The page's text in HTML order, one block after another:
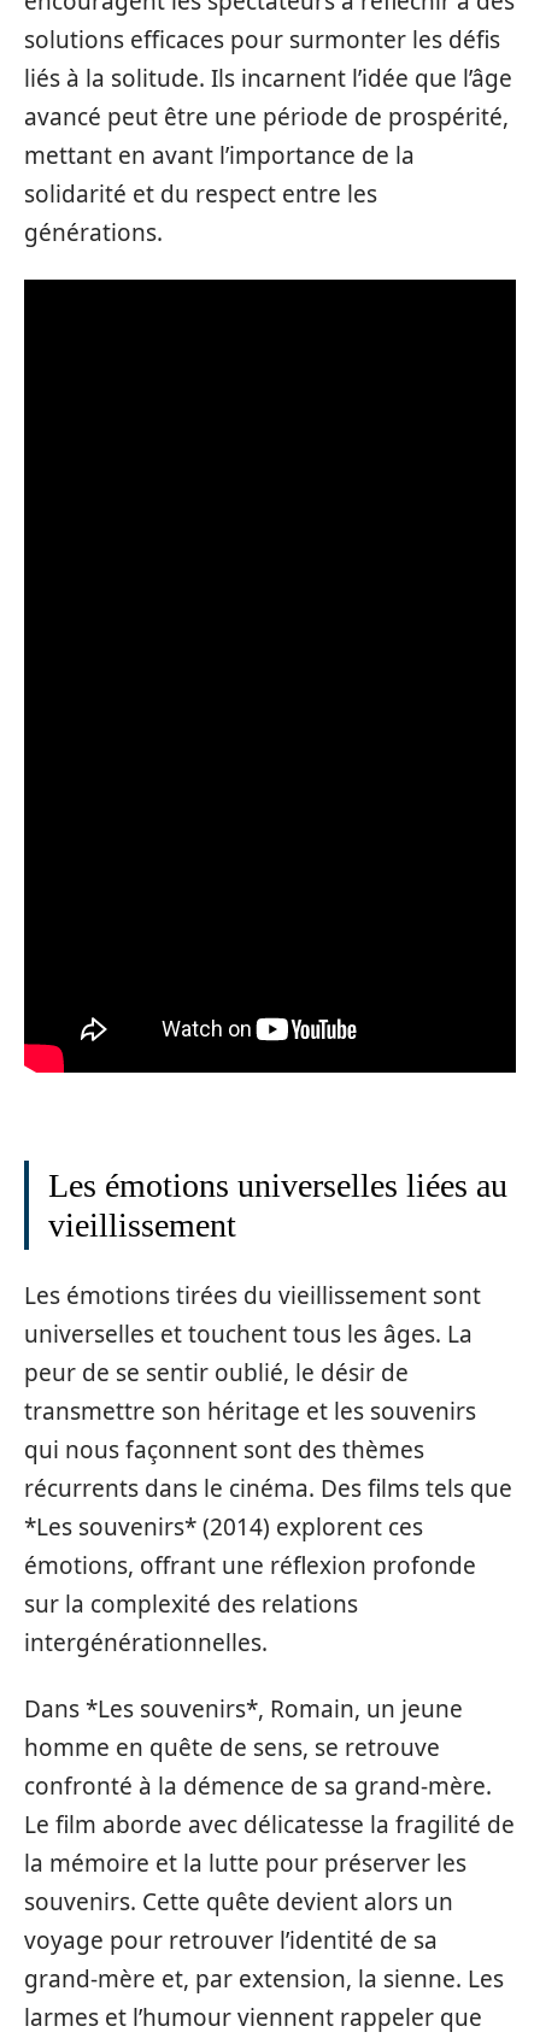
solutions efficaces pour surmonter les défis
liés à la solitude. Ils incarnent l’idée que l’âge
avancé peut être une période de prospérité,
mettant en avant l’importance de la
solidarité et du respect entre les
générations.
Les émotions universelles liées au
vieillissement
Les émotions tirées du vieillissement sont
universelles et touchent tous les âges. La
peur de se sentir oublié, le désir de
transmettre son héritage et les souvenirs
qui nous façonnent sont des thèmes
récurrents dans le cinéma. Des films tels que
*Les souvenirs* (2014) explorent ces
émotions, offrant une réflexion profonde
sur la complexité des relations
intergénérationnelles.
Dans *Les souvenirs*, Romain, un jeune
homme en quête de sens, se retrouve
confronté à la démence de sa grand-mère.
Le film aborde avec délicatesse la fragilité de
la mémoire et la lutte pour préserver les
souvenirs. Cette quête devient alors un
voyage pour retrouver l’identité de sa
grand-mère et, par extension, la sienne. Les
larmes et l’humour viennent rappeler que